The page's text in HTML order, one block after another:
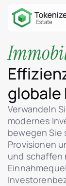
globale
Verwandeln
modernes
bewegen Sie
Provisionen
und schaffen